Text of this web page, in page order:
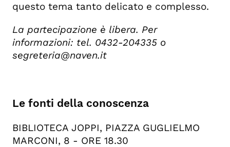
questo tema tanto delicato e complesso.
La partecipazione è libera. Per
informazioni: tel. 0432-204335 o
segreteria@naven.it
Le fonti della conoscenza
BIBLIOTECA JOPPI, PIAZZA GUGLIELMO
MARCONI, 8 - ORE 18.30